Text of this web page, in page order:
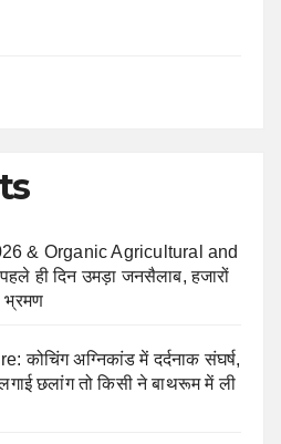
& Organic Agricultural and
ही दिन उमड़ा जनसैलाब, हजारों
भ्रमण
कोचिंग अग्निकांड में दर्दनाक संघर्ष,
छलांग तो किसी ने बाथरूम में ली